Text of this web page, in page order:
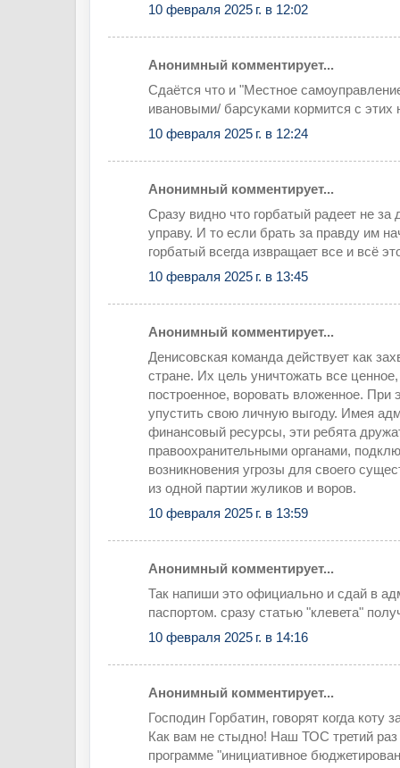
10 февраля 2025 г. в 12:02
Анонимный комментирует...
Сдаётся что и "Местное
ивановыми/ барсуками кормится с этих
10 февраля 2025 г. в 12:24
Анонимный комментирует...
Сразу видно что горбатый радеет не за
управу. И то если брать за правду им
горбатый всегда извращает все и всё
10 февраля 2025 г. в 13:45
Анонимный комментирует...
Денисовская команда действует как
стране. Их цель уничтожать все
построенное, воровать вложенное.
упустить свою личную выгоду. Имея
финансовый ресурсы, эти ребята
правоохранительными органами,
возникновения угрозы для своего
из одной партии жуликов и воров.
10 февраля 2025 г. в 13:59
Анонимный комментирует...
Так напиши это официально и сдай в
паспортом. сразу статью "клевета"
10 февраля 2025 г. в 14:16
Анонимный комментирует...
Господин Горбатин, говорят когда коту
Как вам не стыдно! Наш ТОС третий раз
программе "инициативное